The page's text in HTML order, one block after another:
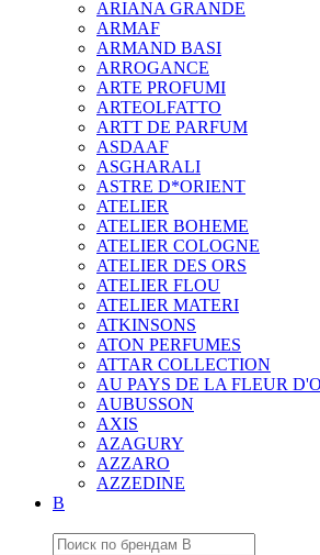
ARIANA GRANDE
ARMAF
ARMAND BASI
ARROGANCE
ARTE PROFUMI
ARTEOLFATTO
ARTT DE PARFUM
ASDAAF
ASGHARALI
ASTRE D*ORIENT
ATELIER
ATELIER BOHEME
ATELIER COLOGNE
ATELIER DES ORS
ATELIER FLOU
ATELIER MATERI
ATKINSONS
ATON PERFUMES
ATTAR COLLECTION
AU PAYS DE LA FLEUR
AUBUSSON
AXIS
AZAGURY
AZZARO
AZZEDINE
B